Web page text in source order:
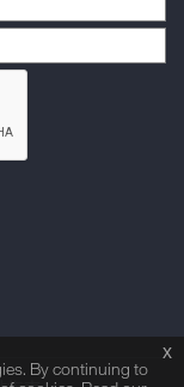
By continuing to
x